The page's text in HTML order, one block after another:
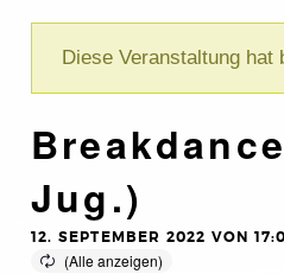
Diese Veranstaltung hat
Jug.)
12. SEPTEMBER 2022 VON